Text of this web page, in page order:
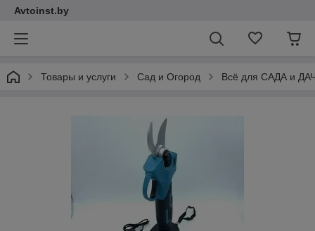
Avtoinst.by
Товары и услуги Сад и Огород Всё для САДА и